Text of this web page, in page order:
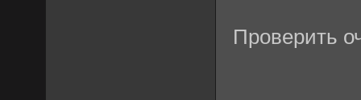
Проверить